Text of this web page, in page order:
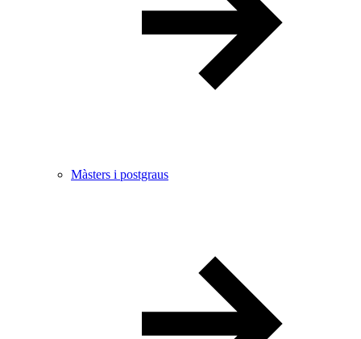
Màsters i postgraus